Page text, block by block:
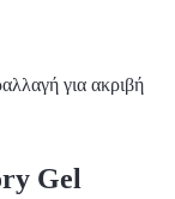
για ακριβή
Gel